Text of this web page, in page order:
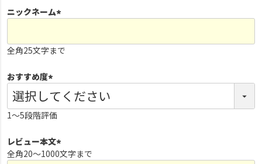
ニックネーム
須
全角25文字まで
おすすめ度
(
必
須
1～5段階評価
レビュー本文
(
全角20～1000文字まで